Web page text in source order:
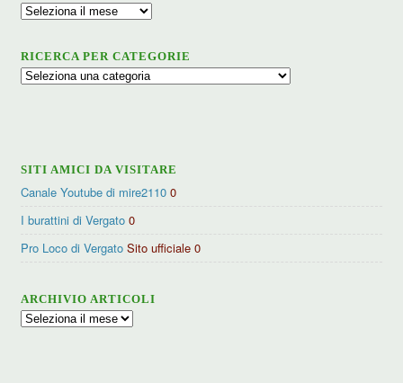
Archivio
RICERCA PER CATEGORIE
Ricerca
SITI AMICI DA VISITARE
Canale Youtube di mire2110 0
I burattini di Vergato 0
Pro Loco di Vergato Sito ufficiale 0
ARCHIVIO ARTICOLI
Archivio